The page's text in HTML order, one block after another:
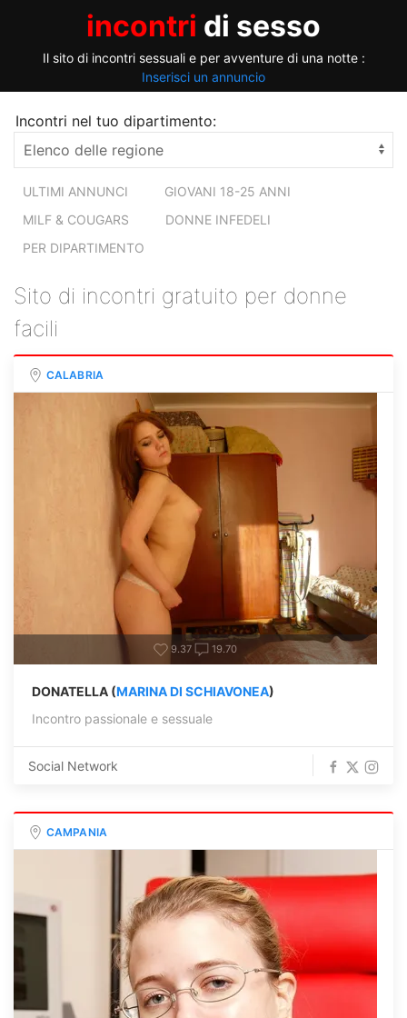
incontri di sesso
Il sito di incontri sessuali e per avventure di una notte :
Inserisci un annuncio
Incontri nel tuo dipartimento:
ULTIMI ANNUNCI
GIOVANI 18-25 ANNI
MILF & COUGARS
DONNE INFEDELI
PER DIPARTIMENTO
Sito di incontri gratuito per donne
facili
CALABRIA
9.37 19.70
DONATELLA (MARINA DI SCHIAVONEA)
Incontro passionale e sessuale
Social Network
CAMPANIA